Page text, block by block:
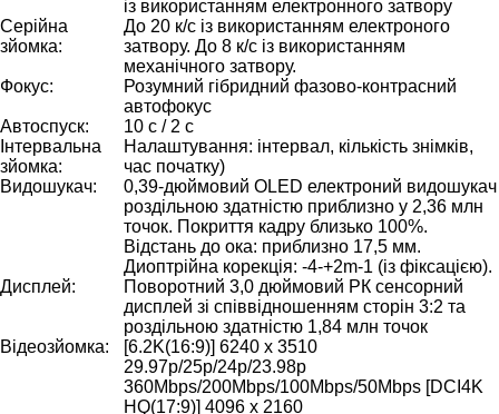
із використанням електронного затвору
Серійна
зйомка:
До 20 к/с із використанням електроного
затвору. До 8 к/с із використанням
механічного затвору.
Фокус:
Розумний гібридний фазово-контрасний
автофокус
Автоспуск:
10 с / 2 с
Інтервальна
зйомка:
Налаштування: інтервал, кількість знімків,
час початку)
Видошукач:
0,39-дюймовий OLED електроний видошукач
роздільною здатністю приблизно у 2,36 млн
точок. Покриття кадру близько 100%.
Відстань до ока: приблизно 17,5 мм.
Диоптрійна корекція: -4-+2m-1 (із фіксацією).
Дисплей:
Поворотний 3,0 дюймовий РК сенсорний
дисплей зі співвідношенням сторін 3:2 та
роздільною здатністю 1,84 млн точок
Відеозйомка:
[6.2K(16:9)] 6240 x 3510
29.97p/25p/24p/23.98p
360Mbps/200Mbps/100Mbps/50Mbps [DCI4K
HQ(17:9)] 4096 x 2160